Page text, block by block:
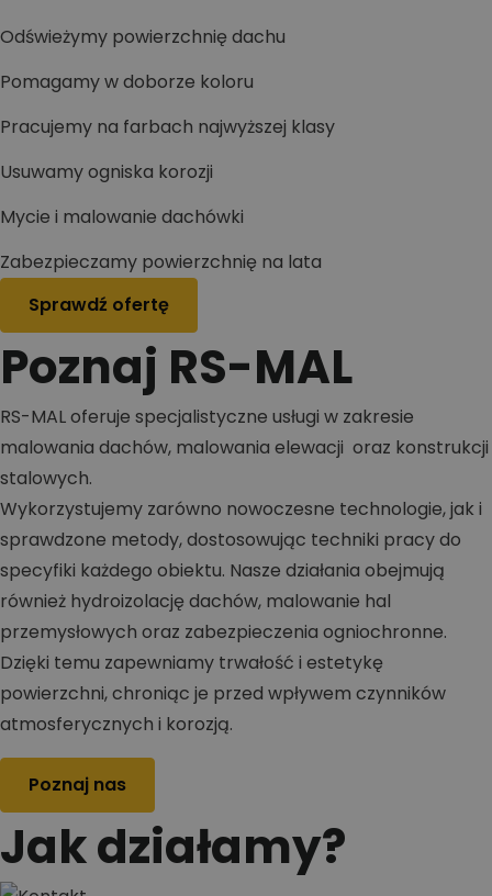
Odświeżymy powierzchnię dachu
Pomagamy w doborze koloru
Pracujemy na farbach najwyższej klasy
Usuwamy ogniska korozji
Mycie i malowanie dachówki
Zabezpieczamy powierzchnię na lata
Sprawdź ofertę
Poznaj RS-MAL
RS-MAL oferuje specjalistyczne usługi w zakresie
malowania dachów, malowania elewacji oraz konstrukcji
stalowych.
Wykorzystujemy zarówno nowoczesne technologie, jak i
sprawdzone metody, dostosowując techniki pracy do
specyfiki każdego obiektu. Nasze działania obejmują
również hydroizolację dachów, malowanie hal
przemysłowych oraz zabezpieczenia ogniochronne.
Dzięki temu zapewniamy trwałość i estetykę
powierzchni, chroniąc je przed wpływem czynników
atmosferycznych i korozją.
Poznaj nas
Jak działamy?